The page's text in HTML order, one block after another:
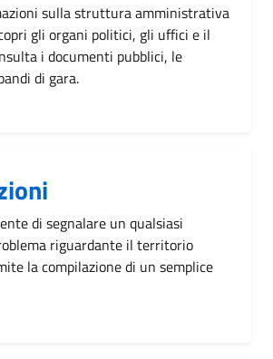
sulla struttura amministrativa
gli organi politici, gli uffici e il
i documenti pubblici, le
di gara.
di segnalare un qualsiasi
riguardante il territorio
la compilazione di un semplice